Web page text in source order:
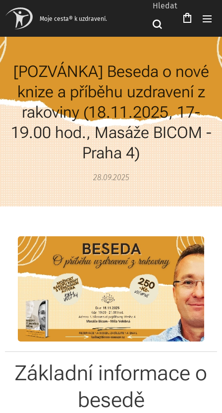
Moje cesta® k uzdravení.
Hledat
[POZVÁNKA] Beseda o nové
knize a příběhu uzdravení z
rakoviny (18.11.2025, 17-
19.00 hod., Masáže BICOM -
Praha 4)
28.09.2025
Čeština‎
Základní informace o
besedě